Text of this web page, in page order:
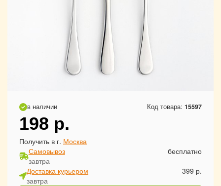
в наличии Код товара: 15597
198 р.
Получить в г. Москва
Самовывоз
завтра
бесплатно
Доставка курьером
завтра
399 р.